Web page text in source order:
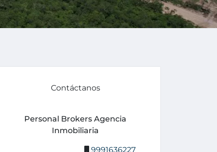
Contáctanos
Personal Brokers Agencia
Inmobiliaria
9991636227